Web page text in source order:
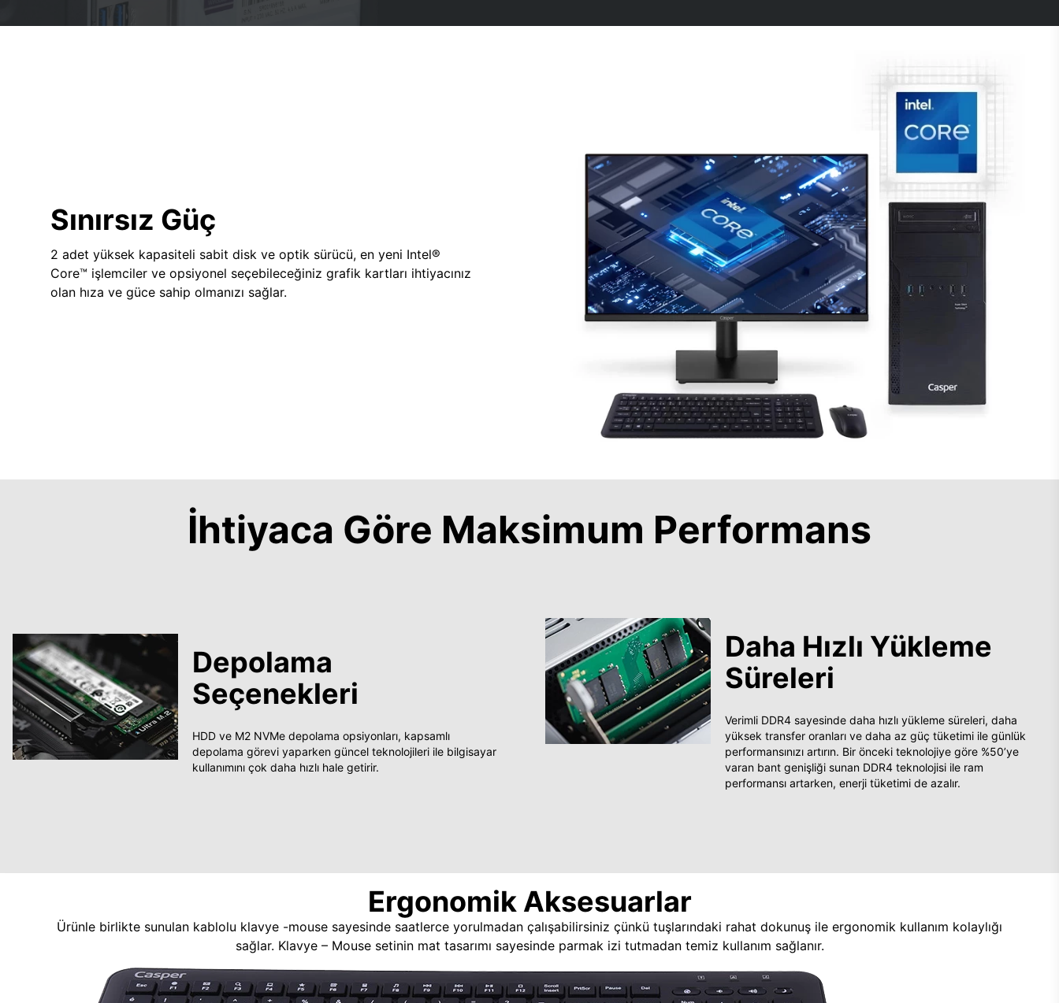
Sınırsız Güç
2 adet yüksek kapasiteli sabit disk ve optik sürücü, en yeni Intel®
Core™ işlemciler ve opsiyonel seçebileceğiniz grafik kartları ihtiyacınız
olan hıza ve güce sahip olmanızı sağlar.
İhtiyaca Göre Maksimum Performans
Depolama
Seçenekleri
HDD ve M2 NVMe depolama opsiyonları, kapsamlı
depolama görevi yaparken güncel teknolojileri ile bilgisayar
kullanımını çok daha hızlı hale getirir.
Daha Hızlı Yükleme
Süreleri
Verimli DDR4 sayesinde daha hızlı yükleme süreleri, daha
yüksek transfer oranları ve daha az güç tüketimi ile günlük
performansınızı artırın. Bir önceki teknolojiye göre %50’ye
varan bant genişliği sunan DDR4 teknolojisi ile ram
performansı artarken, enerji tüketimi de azalır.
Ergonomik Aksesuarlar
Ürünle birlikte sunulan kablolu klavye -mouse sayesinde saatlerce yorulmadan çalışabilirsiniz çünkü tuşlarındaki rahat dokunuş ile ergonomik kullanım kolaylığı
sağlar. Klavye – Mouse setinin mat tasarımı sayesinde parmak izi tutmadan temiz kullanım sağlanır.